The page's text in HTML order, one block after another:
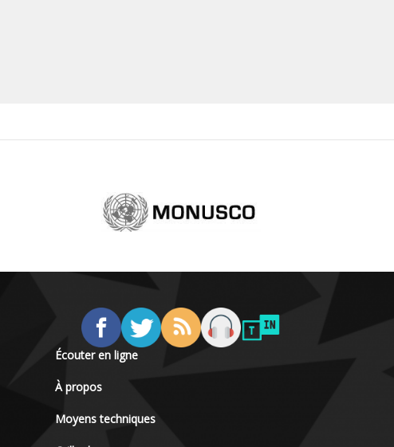
Écouter en ligne
À propos
Moyens techniques